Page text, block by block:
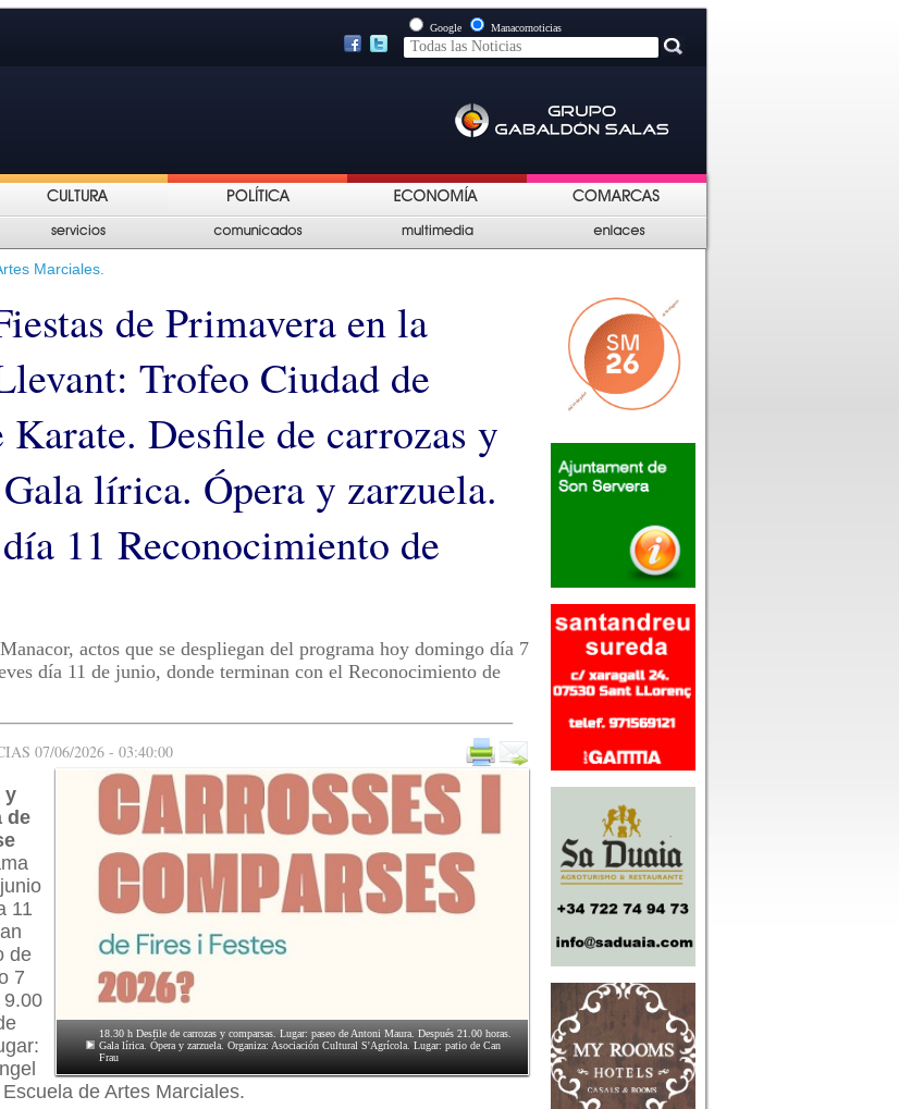
Google Manacornoticias
Marciales.
de Primavera en la
Trofeo Ciudad de
Desfile de carrozas y
lírica. Ópera y zarzuela.
11 Reconocimiento de
actos que se despliegan del programa hoy domingo día 7
día 11 de junio, donde terminan con el Reconocimiento de
07/06/2026 - 03:40:00
18.30 h Desfile de carrozas y comparsas. Lugar: paseo de Antoni Maura. Después 21.00 horas.
Gala lírica. Ópera y zarzuela. Organiza: Asociación Cultural S'Agrícola. Lugar: patio de Can
Frau
y
de
11
de
7
9.00
de Artes Marciales.